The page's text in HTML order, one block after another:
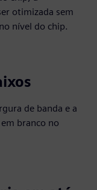
otimizada sem
nível do chip.
de banda e a
branco no